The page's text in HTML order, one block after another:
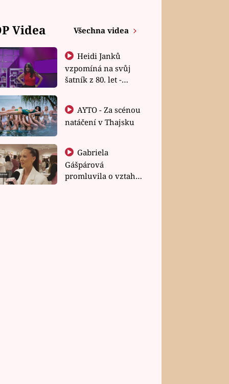
Videa Všechna videa
Heidi Janků
vzpomíná na svůj
šatník z 80. let -
natáčení v Thajsku
Gabriela
Gášpárová
promluvila o vztahu